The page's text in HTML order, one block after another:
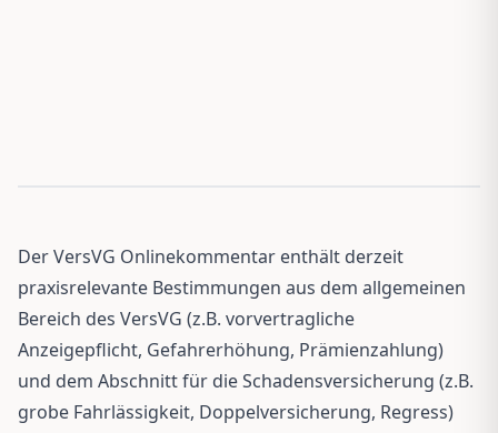
Der VersVG Onlinekommentar enthält derzeit
praxisrelevante Bestimmungen aus dem allgemeinen
Bereich des VersVG (z.B. vorvertragliche
Anzeigepflicht, Gefahrerhöhung, Prämienzahlung)
und dem Abschnitt für die Schadensversicherung (z.B.
grobe Fahrlässigkeit, Doppelversicherung, Regress)